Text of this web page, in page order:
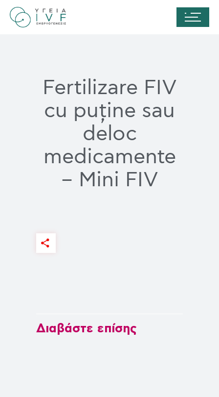
Fertilizare FIV
cu puține sau
deloc
medicamente
– Mini FIV
Διαβάστε επίσης